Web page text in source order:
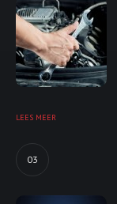
LEES MEER
03